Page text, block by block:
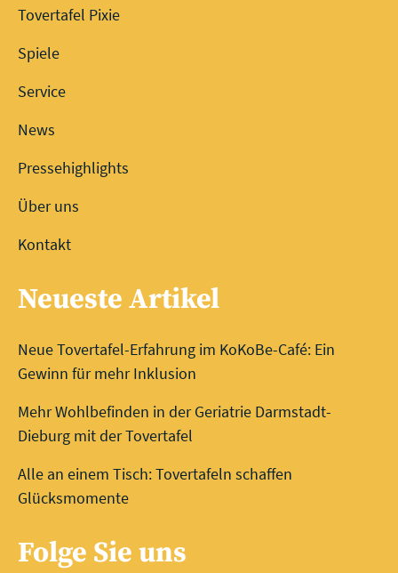
Tovertafel Pixie
Spiele
Service
News
Pressehighlights
Über uns
Kontakt
Neueste Artikel
Neue Tovertafel-Erfahrung im KoKoBe-Café: Ein
Gewinn für mehr Inklusion
Mehr Wohlbefinden in der Geriatrie Darmstadt-
Dieburg mit der Tovertafel
Alle an einem Tisch: Tovertafeln schaffen
Glücksmomente
Folge Sie uns